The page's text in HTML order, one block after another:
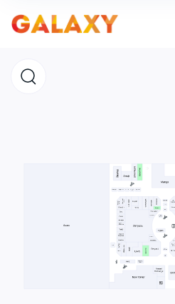
Развлечения и кино
Услуги и сервис
Свободная площадь